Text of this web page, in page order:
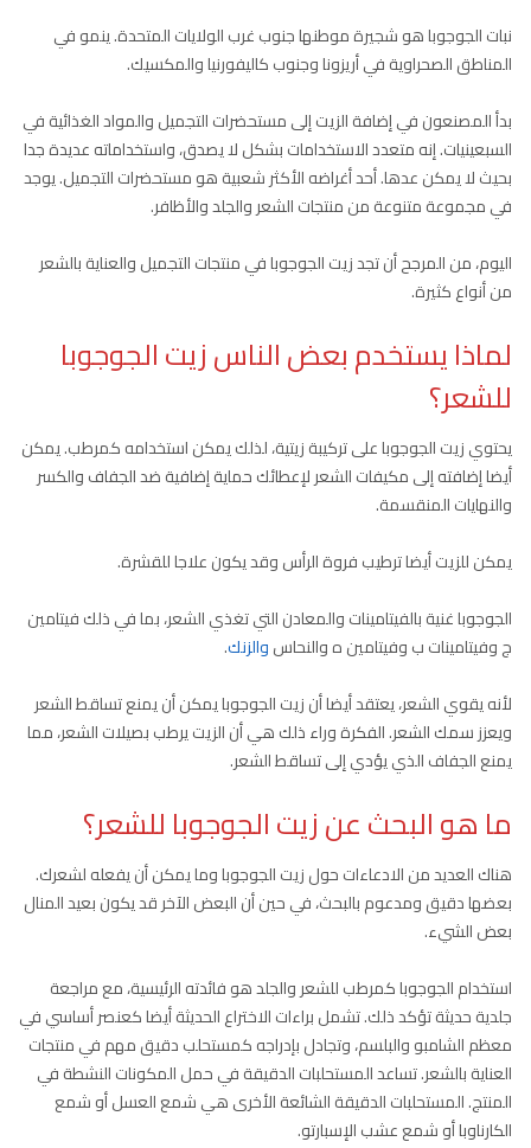
نبات الجوجوبا هو شجيرة موطنها جنوب غرب الولايات المتحدة. ينمو في
المناطق الصحراوية في أريزونا وجنوب كاليفورنيا والمكسيك.
بدأ المصنعون في إضافة الزيت إلى مستحضرات التجميل والمواد الغذائية في
السبعينيات. إنه متعدد الاستخدامات بشكل لا يصدق، واستخداماته عديدة جدا
بحيث لا يمكن عدها. أحد أغراضه الأكثر شعبية هو مستحضرات التجميل. يوجد
في مجموعة متنوعة من منتجات الشعر والجلد والأظافر.
اليوم، من المرجح أن تجد زيت الجوجوبا في منتجات التجميل والعناية بالشعر
من أنواع كثيرة.
لماذا يستخدم بعض الناس زيت الجوجوبا
للشعر؟
يحتوي زيت الجوجوبا على تركيبة زيتية، لذلك يمكن استخدامه كمرطب. يمكن
أيضا إضافته إلى مكيفات الشعر لإعطائك حماية إضافية ضد الجفاف والكسر
والنهايات المنقسمة.
يمكن للزيت أيضا ترطيب فروة الرأس وقد يكون علاجا للقشرة.
الجوجوبا غنية بالفيتامينات والمعادن التي تغذي الشعر، بما في ذلك فيتامين
ج وفيتامينات ب وفيتامين ه والنحاسوالزنك.
لأنه يقوي الشعر، يعتقد أيضا أن زيت الجوجوبا يمكن أن يمنع تساقط الشعر
ويعزز سمك الشعر. الفكرة وراء ذلك هي أن الزيت يرطب بصيلات الشعر، مما
يمنع الجفاف الذي يؤدي إلى تساقط الشعر.
ما هو البحث عن زيت الجوجوبا للشعر؟
هناك العديد من الادعاءات حول زيت الجوجوبا وما يمكن أن يفعله لشعرك.
بعضها دقيق ومدعوم بالبحث، في حين أن البعض الآخر قد يكون بعيد المنال
بعض الشيء.
استخدام الجوجوبا كمرطب للشعر والجلد هو فائدته الرئيسية، مع مراجعة
جلدية حديثة تؤكد ذلك. تشمل براءات الاختراع الحديثة أيضا كعنصر أساسي في
معظم الشامبو والبلسم، وتجادل بإدراجه كمستحلب دقيق مهم في منتجات
العناية بالشعر. تساعد المستحلبات الدقيقة في حمل المكونات النشطة في
المنتج. المستحلبات الدقيقة الشائعة الأخرى هي شمع العسل أو شمع
الكارناوبا أو شمع عشب الإسبارتو.